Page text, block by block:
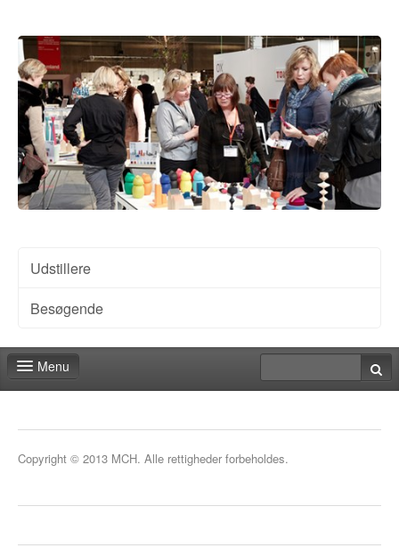
Udstillere
Besøgende
Menu
Copyright © 2013 MCH. Alle rettigheder forbeholdes.